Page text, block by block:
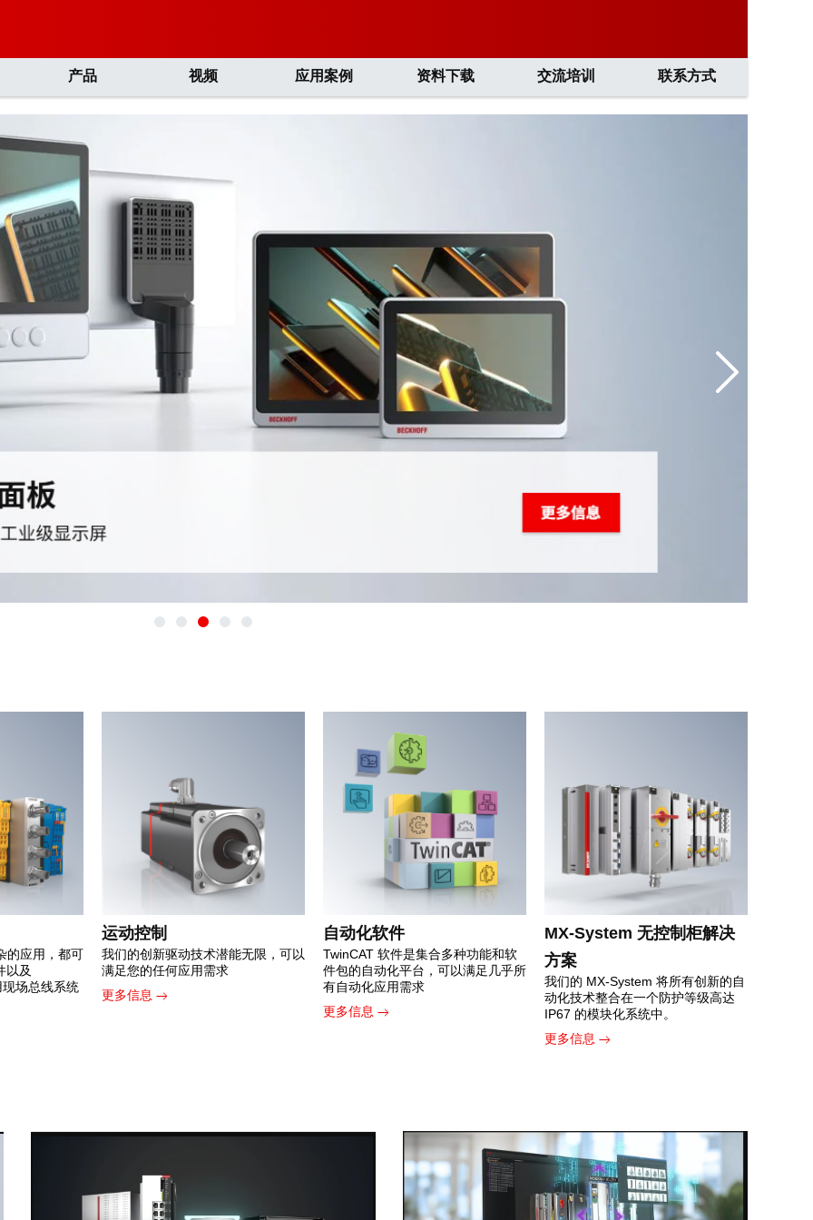
产品 视频 应用案例 资料下载 交流培训 联系方式
的应用，都可
以及
场总线系统
运动控制
我们的创新驱动技术潜能无限，可以
满足您的任何应用需求
更多信息
自动化软件
TwinCAT 软件是集合多种功能和软
件包的自动化平台，可以满足几乎所
有自动化应用需求
更多信息
MX-System 无控制柜解决
方案
我们的 MX-System 将所有创新的自
动化技术整合在一个防护等级高达
IP67 的模块化系统中。
更多信息